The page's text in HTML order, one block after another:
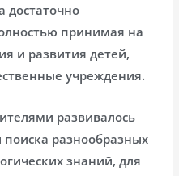
достаточно
принимая на
и развития детей,
учреждения.
развивалось
разнообразных
знаний, для